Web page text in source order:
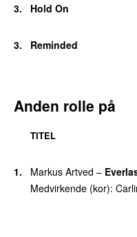
3.
Hold On
3.
Reminded
Anden rolle på
TITEL
1. Markus Artved –
Medvirkende (kor):